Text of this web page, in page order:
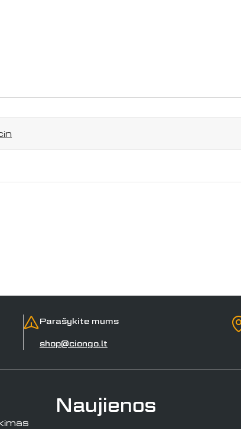
Parašykite mums
shop@ciongo.lt
Naujienos